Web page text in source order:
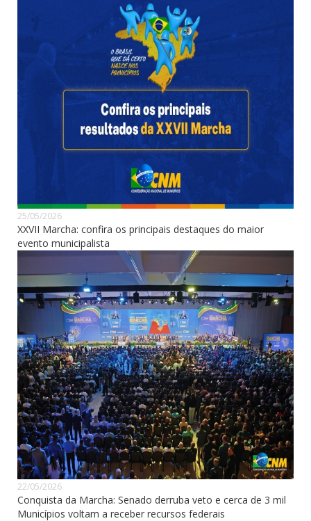
25/05/2026
XXVII Marcha: confira os principais destaques do maior
evento municipalista
22/05/2026
Conquista da Marcha: Senado derruba veto e cerca de 3 mil
Municípios voltam a receber recursos federais